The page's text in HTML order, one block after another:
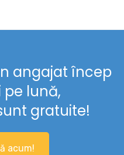
angajat încep
pe lună,
gratuite!
acum!